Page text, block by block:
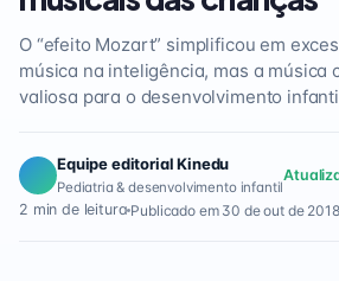
O “efeito Mozart” simplificou em
música na inteligência, mas a música
valiosa para o desenvolvimento
Equipe editorial Kinedu
Pediatria & desenvolvimento infantil
2 min de leitura Publicado em 30 de out de 2018